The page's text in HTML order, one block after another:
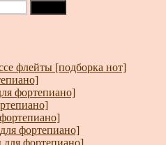
флейты [подборка нот]
фортепиано]
фортепиано]
фортепиано]